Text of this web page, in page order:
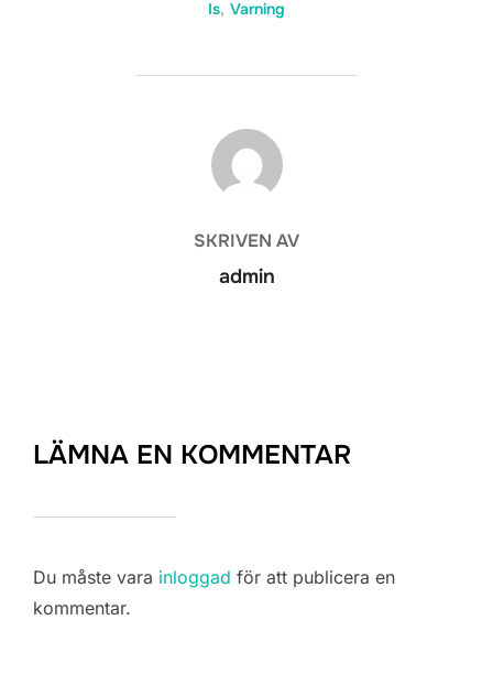
Is, Varning
INLÄGGSFÖRFATTARE
SKRIVEN AV
admin
LÄMNA EN KOMMENTAR
Du måste vara inloggad för att publicera en
kommentar.